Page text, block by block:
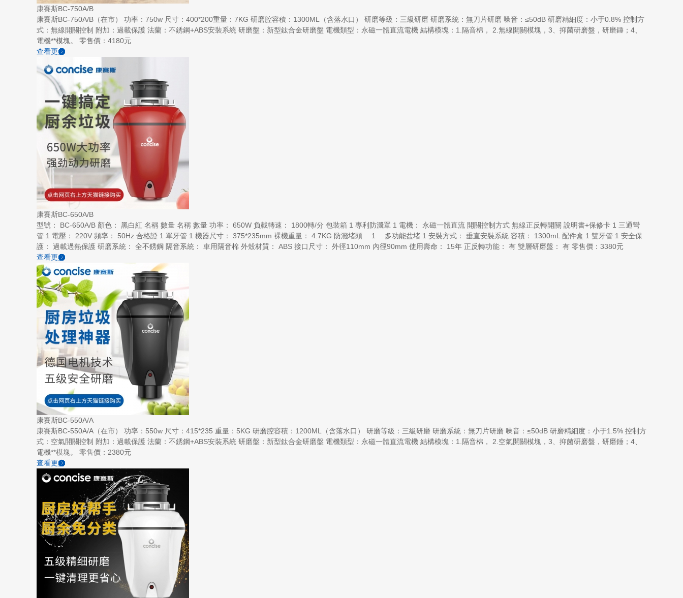
康賽斯BC-750A/B
康賽斯BC-750A/B（在市） 功率：750w 尺寸：400*200重量：7KG 研磨腔容積：1300ML（含落水口） 研磨等級：三級研磨 研磨系統：無刀片研磨 噪音：≤50dB 研磨精細度：小于0.8% 控制方
式：無線開關控制 附加：過載保護 法蘭：不銹鋼+ABS安裝系統 研磨盤：新型鈦合金研磨盤 電機類型：永磁一體直流電機 結構模塊：1.隔音棉， 2.無線開關模塊，3、抑菌研磨盤，研磨錘；4、
電機**模塊。 零售價：4180元
查看更多
康賽斯BC-650A/B
型號： BC-650A/B 顏色： 黑白紅 名稱 數量 名稱 數量 功率： 650W 負載轉速： 1800轉/分 包裝箱 1 專利防濺罩 1 電機： 永磁一體直流 開關控制方式 無線正反轉開關 說明書+保修卡 1 三通彎
管 1 電壓： 220V 頻率： 50Hz 合格證 1 單牙管 1 機器尺寸： 375*235mm 裸機重量： 4.7KG 防濺堵頭 1 多功能盆堵 1 安裝方式： 垂直安裝系統 容積： 1300mL 配件盒 1 雙牙管 1 安全保
護： 過載過熱保護 研磨系統： 全不銹鋼 隔音系統： 車用隔音棉 外殼材質： ABS 接口尺寸： 外徑110mm 內徑90mm 使用壽命： 15年 正反轉功能： 有 雙層研磨盤： 有 零售價：3380元
查看更多
康賽斯BC-550A/A
康賽斯BC-550A/A（在市） 功率：550w 尺寸：415*235 重量：5KG 研磨腔容積：1200ML（含落水口） 研磨等級：三級研磨 研磨系統：無刀片研磨 噪音：≤50dB 研磨精細度：小于1.5% 控制方
式：空氣開關控制 附加：過載保護 法蘭：不銹鋼+ABS安裝系統 研磨盤：新型鈦合金研磨盤 電機類型：永磁一體直流電機 結構模塊：1.隔音棉， 2.空氣開關模塊，3、抑菌研磨盤，研磨錘；4、
電機**模塊。 零售價：2380元
查看更多